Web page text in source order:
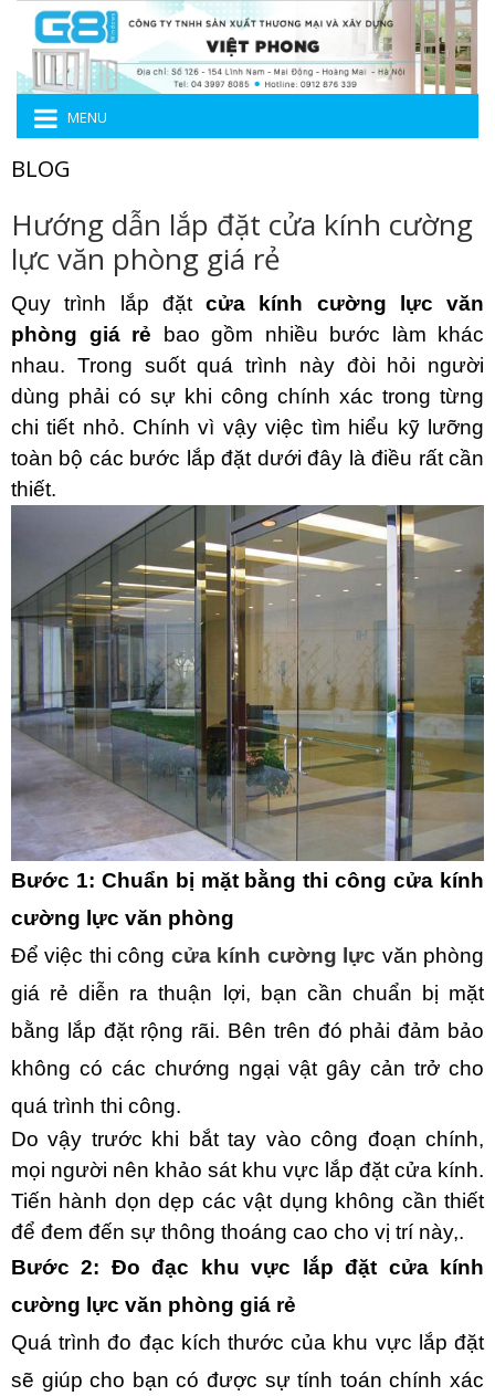
MENU
BLOG
Hướng dẫn lắp đặt cửa kính cường
lực văn phòng giá rẻ
Quy trình lắp đặt cửa kính cường lực văn
phòng giá rẻ bao gồm nhiều bước làm khác
nhau. Trong suốt quá trình này đòi hỏi người
dùng phải có sự khi công chính xác trong từng
chi tiết nhỏ. Chính vì vậy việc tìm hiểu kỹ lưỡng
toàn bộ các bước lắp đặt dưới đây là điều rất cần
thiết.
Bước 1: Chuẩn bị mặt bằng thi công cửa kính
cường lực văn phòng
Để việc thi công cửa kính cường lực văn phòng
giá rẻ diễn ra thuận lợi, bạn cần chuẩn bị mặt
bằng lắp đặt rộng rãi. Bên trên đó phải đảm bảo
không có các chướng ngại vật gây cản trở cho
quá trình thi công.
Do vậy trước khi bắt tay vào công đoạn chính,
mọi người nên khảo sát khu vực lắp đặt cửa kính.
Tiến hành dọn dẹp các vật dụng không cần thiết
để đem đến sự thông thoáng cao cho vị trí này,.
Bước 2: Đo đạc khu vực lắp đặt cửa kính
cường lực văn phòng giá rẻ
Quá trình đo đạc kích thước của khu vực lắp đặt
sẽ giúp cho bạn có được sự tính toán chính xác